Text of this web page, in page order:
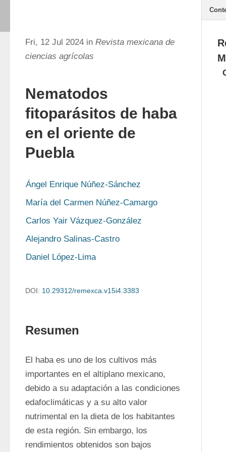
Fri, 12 Jul 2024 in Revista mexicana de
ciencias agrícolas
Nematodos
fitoparásitos de haba
en el oriente de
Puebla
Ángel Enrique Núñez-Sánchez
María del Carmen Núñez-Camargo
Carlos Yair Vázquez-González
Alejandro Salinas-Castro
Daniel López-Lima
DOI: 10.29312/remexca.v15i4.3383
Resumen
El haba es uno de los cultivos más
importantes en el altiplano mexicano,
debido a su adaptación a las condiciones
edafoclimáticas y a su alto valor
nutrimental en la dieta de los habitantes
de esta región. Sin embargo, los
rendimientos obtenidos son bajos